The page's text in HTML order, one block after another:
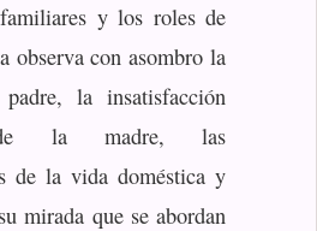
y los roles de
observa con asombro la
la insatisfacción
de la madre, las
de la vida doméstica y
mirada que se abordan